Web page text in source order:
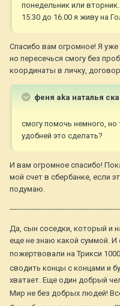
понедельник или
15.30 до 16.00 я живу на
Спасибо вам огромное! Я
но пересечься смогу без
координаты в личку,
феня aka наталья
смогу помочь немного,
удобней это сделать?
И вам огромное спасибо!
мой счет в сбербанке, если
подумаю.
Да, сын соседки, который и
еще не знаю какой суммой.
пожертвовали на Трикси
сводить концы с концами и
хватает. Еще один добрый
Мир не без добрых людей!